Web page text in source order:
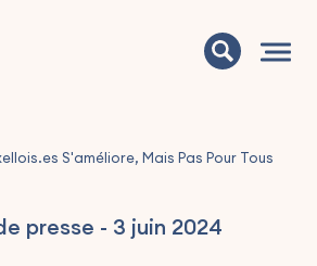
S'améliore, Mais Pas Pour Tous
presse - 3 juin 2024